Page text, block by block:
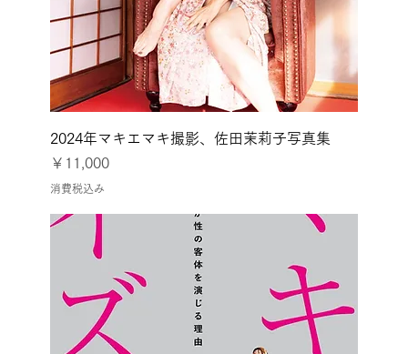
2024年マキエマキ撮影、佐田茉莉子写真集
価格
￥11,000
消費税込み